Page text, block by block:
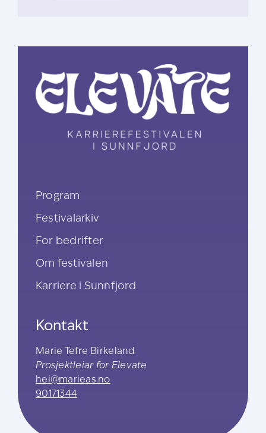
Program
Festivalarkiv
For bedrifter
Om festivalen
Karriere i Sunnfjord
Kontakt
Marie Tefre Birkeland
Prosjektleiar for Elevate
hei@marieas.no
90171344